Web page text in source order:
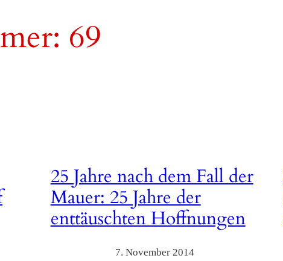
69
25 Jahre nach dem Fall der
Mauer: 25 Jahre der
enttäuschten Hoffnungen
7. November 2014